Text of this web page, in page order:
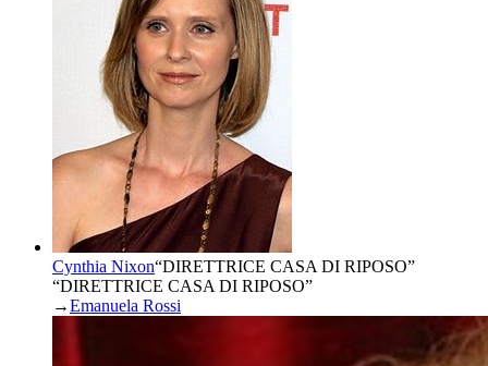
Cynthia Nixon“DIRETTRICE CASA DI RIPOSO”
“DIRETTRICE CASA DI RIPOSO”
→Emanuela Rossi